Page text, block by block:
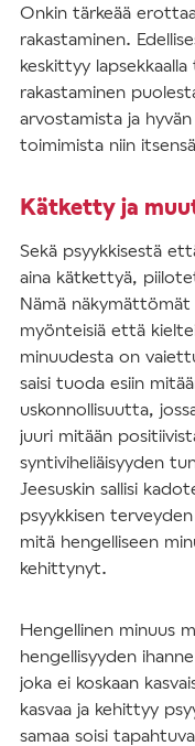
Onkin tärkeää
rakastaminen.
keskittyy
rakastaminen
arvostamista ja
toimimista niin
Kätketty ja
Sekä psyykkisestä
aina kätkettyä,
Nämä
myönteisiä että
minuudesta on
saisi tuoda esiin
uskonnollisuutta,
juuri mitään
syntiviheliäisyyden
Jeesuskin sallisi
psyykkisen
mitä hengelliseen
kehittynyt.
Hengellinen minuus
hengellisyyden
joka ei koskaan
kasvaa ja kehittyy
samaa soisi